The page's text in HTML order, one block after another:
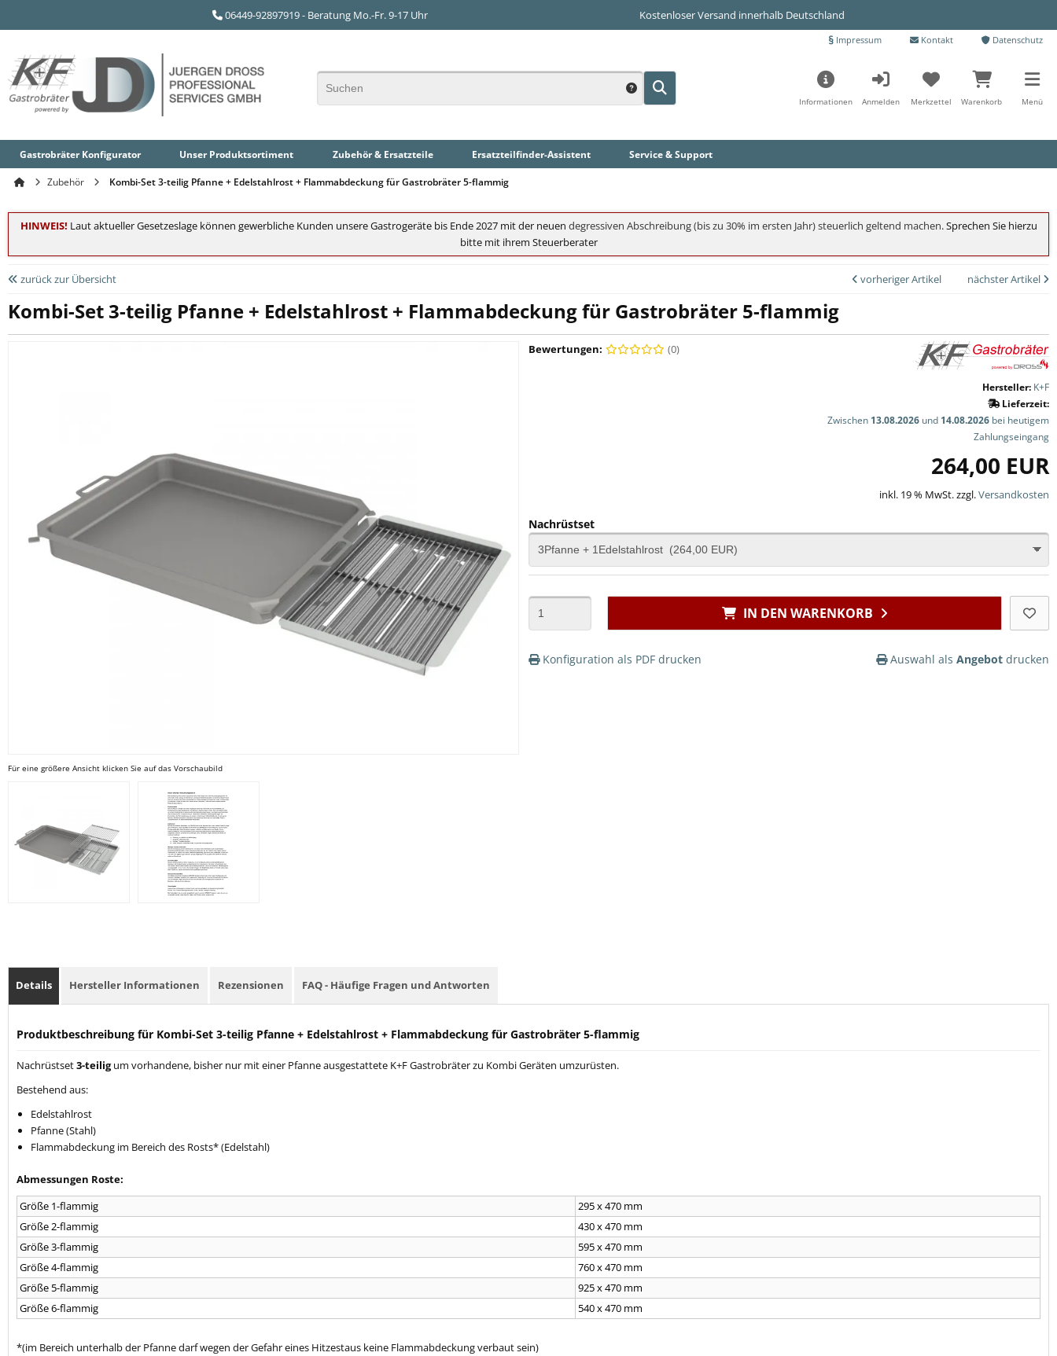
06449-92897919 - Beratung Mo.-Fr. 9-17 Uhr Kostenloser Versand innerhalb Deutschland
Impressum Kontakt Datenschutz
Menü
Informationen Anmelden Merkzettel Warenkorb
Gastrobräter Konfigurator UnserProduktsortiment Zubehör & Ersatzteile Ersatzteilfinder-Assistent Service & Support
Zubehör Kombi-Set 3-teilig Pfanne + Edelstahlrost + Flammabdeckung für Gastrobräter 5-flammig
HINWEIS! Laut aktueller Gesetzeslage können gewerbliche Kunden unsere Gastrogeräte bis Ende 2027 mit der neuen degressiven Abschreibung (bis zu 30% im ersten Jahr) steuerlich geltend machen. Sprechen Sie hierzu
bitte mit ihrem Steuerberater
zurück zur Übersicht vorheriger Artikel nächster Artikel
Kombi-Set 3-teilig Pfanne + Edelstahlrost + Flammabdeckung für Gastrobräter 5-flammig
Für eine größere Ansicht klicken Sie auf das Vorschaubild
Bewertungen: (0)
Hersteller: K+F
Lieferzeit:
Zwischen 13.08.2026 und 14.08.2026 bei heutigem
Zahlungseingang
264,00 EUR
inkl. 19 % MwSt. zzgl.Versandkosten
Nachrüstset
IN DEN WARENKORB
Konfiguration als PDF drucken Auswahl als Angebot drucken
Details Hersteller Informationen Rezensionen FAQ - Häufige Fragen und Antworten
Produktbeschreibung für Kombi-Set 3-teilig Pfanne + Edelstahlrost + Flammabdeckung für Gastrobräter 5-flammig
Nachrüstset3-teiligum vorhandene, bisher nur mit einer Pfanne ausgestattete K+F Gastrobräter zu Kombi Geräten umzurüsten.
Bestehend aus:
Edelstahlrost
Pfanne (Stahl)
Flammabdeckung im Bereich des Rosts* (Edelstahl)
Abmessungen Roste:
Größe 1-flammig
295 x 470 mm
Größe 2-flammig
430 x 470 mm
Größe 3-flammig
595 x 470 mm
Größe 4-flammig
760 x 470 mm
Größe 5-flammig
925 x 470 mm
Größe 6-flammig
540 x 470 mm
*(im Bereich unterhalb der Pfanne darf wegen der Gefahr eines Hitzestaus keine Flammabdeckung verbaut sein)